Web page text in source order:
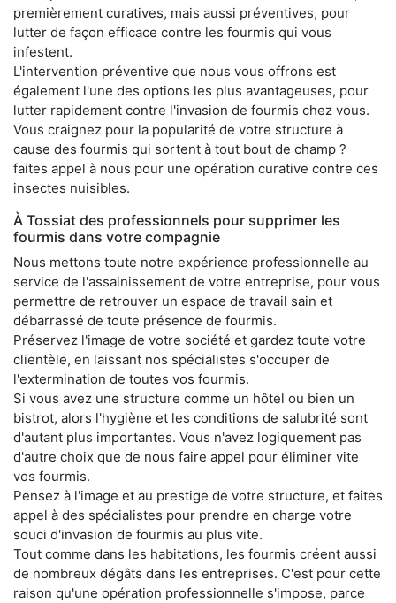
premièrement curatives, mais aussi préventives, pour
lutter de façon efficace contre les fourmis qui vous
infestent.
L'intervention préventive que nous vous offrons est
également l'une des options les plus avantageuses, pour
lutter rapidement contre l'invasion de fourmis chez vous.
Vous craignez pour la popularité de votre structure à
cause des fourmis qui sortent à tout bout de champ ?
faites appel à nous pour une opération curative contre ces
insectes nuisibles.
À Tossiat des professionnels pour supprimer les
fourmis dans votre compagnie
Nous mettons toute notre expérience professionnelle au
service de l'assainissement de votre entreprise, pour vous
permettre de retrouver un espace de travail sain et
débarrassé de toute présence de fourmis.
Préservez l'image de votre société et gardez toute votre
clientèle, en laissant nos spécialistes s'occuper de
l'extermination de toutes vos fourmis.
Si vous avez une structure comme un hôtel ou bien un
bistrot, alors l'hygiène et les conditions de salubrité sont
d'autant plus importantes. Vous n'avez logiquement pas
d'autre choix que de nous faire appel pour éliminer vite
vos fourmis.
Pensez à l'image et au prestige de votre structure, et faites
appel à des spécialistes pour prendre en charge votre
souci d'invasion de fourmis au plus vite.
Tout comme dans les habitations, les fourmis créent aussi
de nombreux dégâts dans les entreprises. C'est pour cette
raison qu'une opération professionnelle s'impose, parce